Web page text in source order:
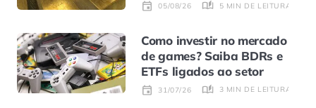
05/08/26 5 MIN DE LEITURA
Como investir no mercado
de games? Saiba BDRs e
ETFs ligados ao setor
31/07/26 3 MIN DE LEITURA